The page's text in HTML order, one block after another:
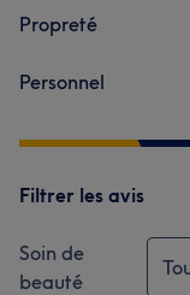
Propreté
Personnel
Filtrer les avis
Soin de
beauté